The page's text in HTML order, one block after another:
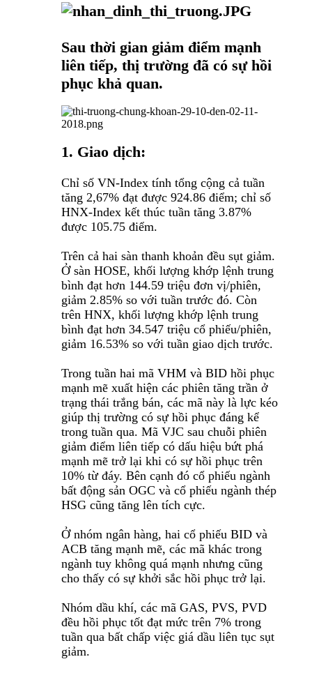
Sau thời gian giảm điểm mạnh
liên tiếp, thị trường đã có sự hồi
phục khả quan.
1. Giao dịch:
Chỉ số VN-Index tính tổng cộng cả tuần
tăng 2,67% đạt được 924.86 điểm; chỉ số
HNX-Index kết thúc tuần tăng 3.87%
được 105.75 điểm.
Trên cả hai sàn thanh khoản đều sụt giảm.
Ở sàn HOSE, khối lượng khớp lệnh trung
bình đạt hơn 144.59 triệu đơn vị/phiên,
giảm 2.85% so với tuần trước đó. Còn
trên HNX, khối lượng khớp lệnh trung
bình đạt hơn 34.547 triệu cổ phiếu/phiên,
giảm 16.53% so với tuần giao dịch trước.
Trong tuần hai mã VHM và BID hồi phục
mạnh mẽ xuất hiện các phiên tăng trần ở
trạng thái trắng bán, các mã này là lực kéo
giúp thị trường có sự hồi phục đáng kể
trong tuần qua. Mã VJC sau chuỗi phiên
giảm điểm liên tiếp có dấu hiệu bứt phá
mạnh mẽ trở lại khi có sự hồi phục trên
10% từ đáy. Bên cạnh đó cổ phiếu ngành
bất động sản OGC và cổ phiếu ngành thép
HSG cũng tăng lên tích cực.
Ở nhóm ngân hàng, hai cổ phiếu BID và
ACB tăng mạnh mẽ, các mã khác trong
ngành tuy không quá mạnh nhưng cũng
cho thấy có sự khởi sắc hồi phục trở lại.
Nhóm dầu khí, các mã GAS, PVS, PVD
đều hồi phục tốt đạt mức trên 7% trong
tuần qua bất chấp việc giá dầu liên tục sụt
giảm.